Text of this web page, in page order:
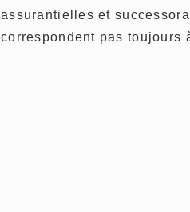
assurantielles et
correspondent pas toujours